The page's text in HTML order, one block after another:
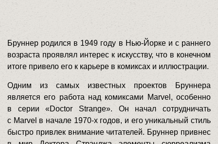
Бруннер родился в 1949 году в Нью-Йорке и с раннего
возраста проявлял интерес к искусству, что в конечном
итоге привело его к карьере в комиксах и иллюстрации.
Одним из самых известных проектов Бруннера
является его работа над комиксами Marvel, особенно
в серии «Doctor Strange». Он начал сотрудничать
с Marvel в начале 1970-х годов, и его уникальный стиль
быстро привлек внимание читателей. Бруннер привнес